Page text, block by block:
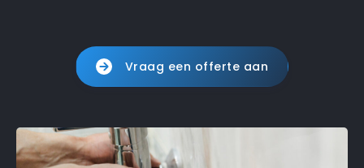
Vraag een offerte aan